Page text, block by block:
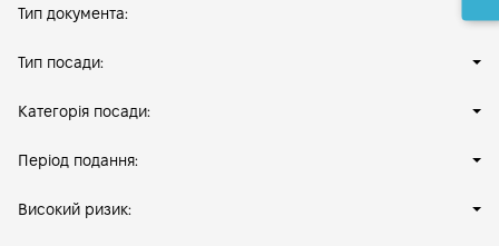
Тип документа:
Тип посади:
Категорія посади:
Період подання:
Високий ризик: